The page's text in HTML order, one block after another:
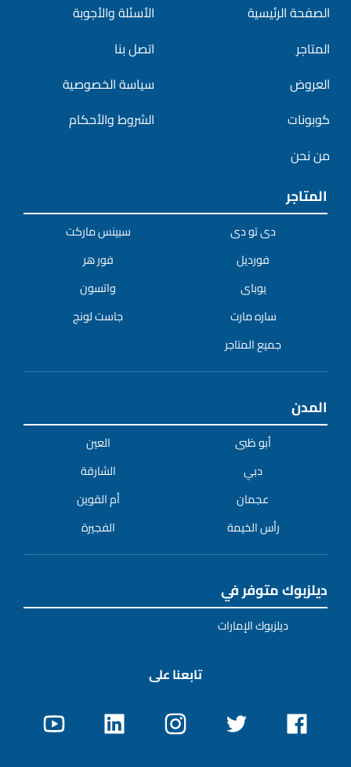
الصفحة الرئيسية
المتاجر
العروض
كوبونات
من نحن
الأسئلة والأجوبة
اتصل بنا
سياسة الخصوصية
الشروط والأحكام
المتاجر
دى تو دى
سبينس ماركت
فورديل
فور هر
يوباى
واتسون
ساره مارت
جاست لونج
جميع المتاجر
المدن
أبو ظبى
العين
دبي
الشارقة
عجمان
أم القوين
رأس الخيمة
الفجيرة
ديلزبوك متوفر في
ديلزبوك الإمارات
تابعنا على